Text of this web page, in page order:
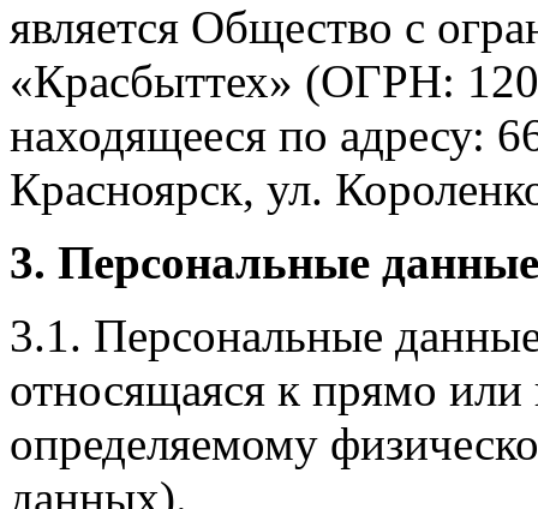
является Общество с
«Красбыттех» (ОГРН:
находящееся по адресу:
Красноярск, ул.
3. Персональные
3.1. Персональные
относящаяся к прямо
определяемому
данных).